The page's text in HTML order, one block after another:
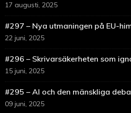
17 augusti, 2025
#297 – Nya utmaningen på EU-
22 juni, 2025
#296 – Skrivarsäkerheten som
15 juni, 2025
#295 – AI och den mänskliga
09 juni, 2025